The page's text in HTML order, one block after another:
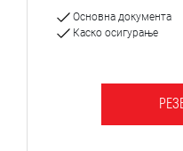
Основна документа
Каско осигурање